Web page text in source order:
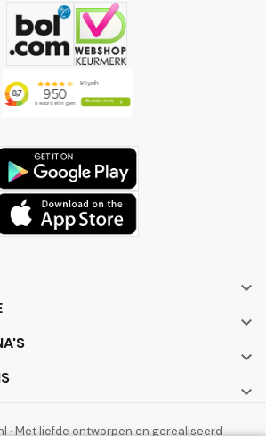




· Met liefde ontworpen en gerealiseerd